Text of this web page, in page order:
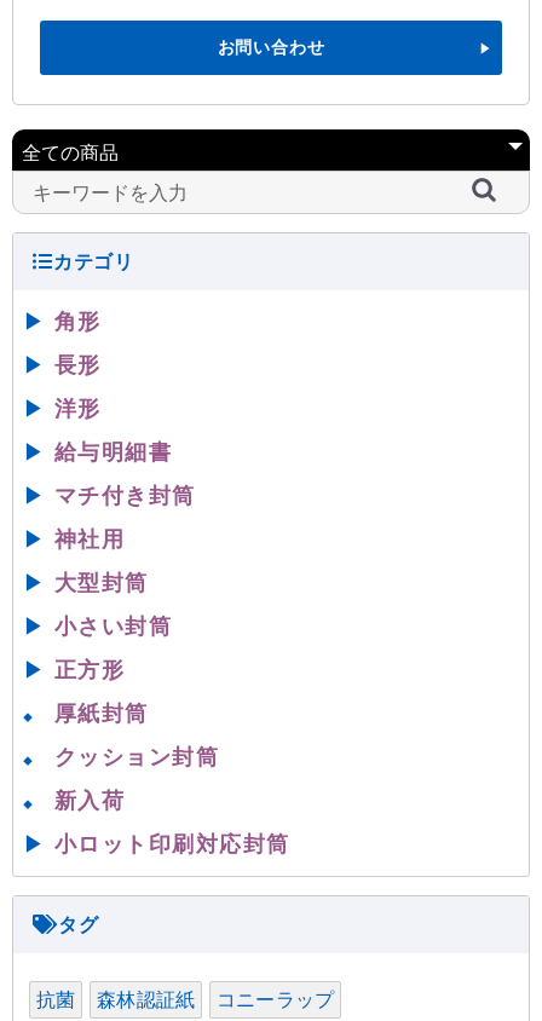
お問い合わせ
▶ 角形
▶ 長形
▶ 洋形
▶ 給与明細書
▶ マチ付き封筒
▶ 神社用
▶ 大型封筒
▶ 小さい封筒
▶ 正方形
◆ 厚紙封筒
◆ クッション封筒
◆
新入荷
▶ 小ロット印刷対応封筒
抗菌 森林認証紙 コニーラップ